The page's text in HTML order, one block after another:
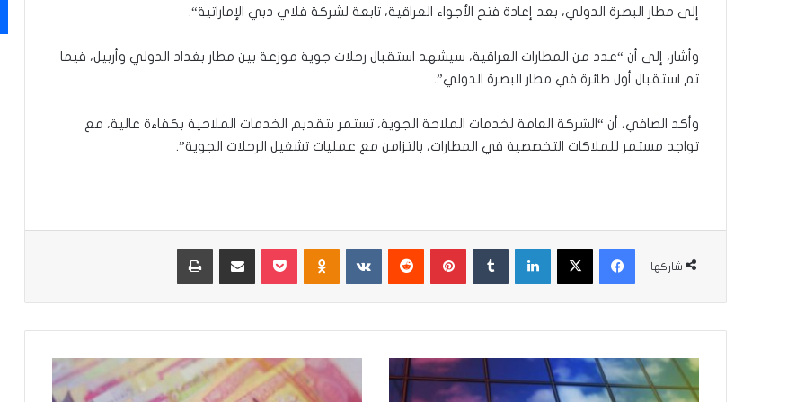
إلى مطار البصرة الدولي، بعد إعادة فتح الأجواء العراقية، تابعة لشركة فلاي دبي الإماراتية“.
وأشار، إلى أن “عدد من المطارات العراقية، سيشهد استقبال رحلات جوية موزعة بين مطار بغداد الدولي وأربيل، فيما
تم استقبال أول طائرة في مطار البصرة الدولي”.
وأكد الصافي، أن “‏الشركة العامة لخدمات الملاحة الجوية، تستمر بتقديم الخدمات الملاحية بكفاءة عالية، مع
تواجد مستمر للملاكات التخصصية في المطارات، بالتزامن مع عمليات تشغيل الرحلات الجوية”.
شاركها
فيسبوك ‫X لينكدإن بينتيريست ‏VKontakte
ن
م